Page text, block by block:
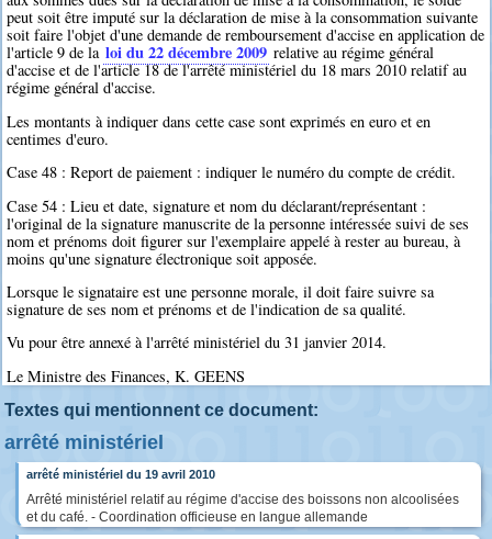
peut soit être imputé sur la déclaration de mise à la consommation suivante
soit faire l'objet d'une demande de remboursement d'accise en application de
l'article 9 de la loi du 22 décembre 2009 relative au régime général
d'accise et de l'article 18 de l'arrêté ministériel du 18 mars 2010 relatif au
régime général d'accise.
Les montants à indiquer dans cette case sont exprimés en euro et en
centimes d'euro.
Case 48 : Report de paiement : indiquer le numéro du compte de crédit.
Case 54 : Lieu et date, signature et nom du déclarant/représentant :
l'original de la signature manuscrite de la personne intéressée suivi de ses
nom et prénoms doit figurer sur l'exemplaire appelé à rester au bureau, à
moins qu'une signature électronique soit apposée.
Lorsque le signataire est une personne morale, il doit faire suivre sa
signature de ses nom et prénoms et de l'indication de sa qualité.
Vu pour être annexé à l'arrêté ministériel du 31 janvier 2014.
Le Ministre des Finances, K. GEENS
Textes qui mentionnent ce document:
arrêté ministériel
arrêté ministériel du 19 avril 2010
Arrêté ministériel relatif au régime d'accise des boissons non alcoolisées
et du café. - Coordination officieuse en langue allemande